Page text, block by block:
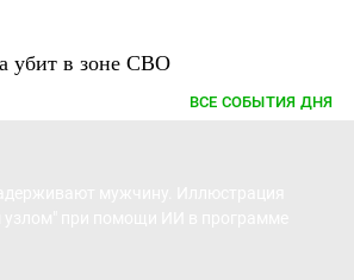
убит в зоне СВО
ВСЕ СОБЫТИЯ ДНЯ